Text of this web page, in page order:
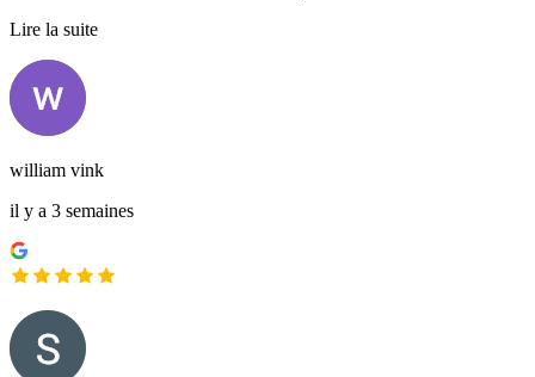
Lire la suite
william vink
il y a 3 semaines